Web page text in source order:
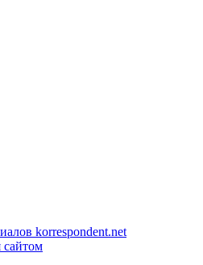
korrespondent.net
сайтом